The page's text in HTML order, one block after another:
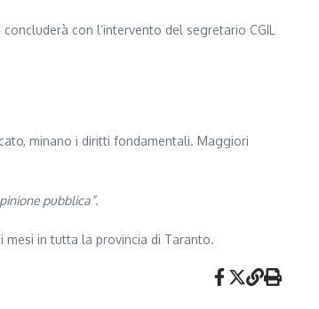
con l’intervento del segretario CGIL
minano i diritti fondamentali. Maggiori
pubblica”.
mesi in tutta la provincia di Taranto.